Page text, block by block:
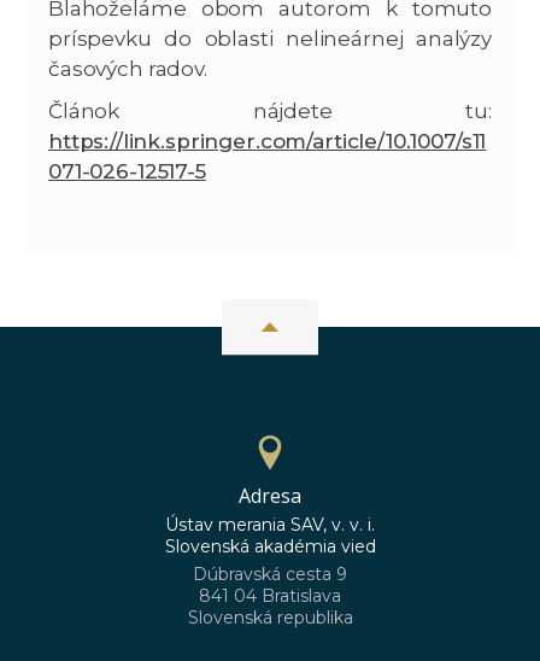
Blahoželáme obom autorom k tomuto
príspevku do oblasti nelineárnej analýzy
časových radov.
Článok nájdete tu:
https://link.springer.com/article/10.1007/s11
071-026-12517-5
Adresa
Ústav merania SAV, v. v. i.
Slovenská akadémia vied
Dúbravská cesta 9
841 04 Bratislava
Slovenská republika